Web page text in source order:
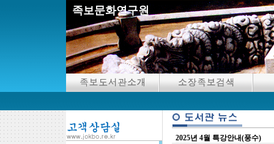
족보문화연구원
2025년 4월 특강안내(풍수)